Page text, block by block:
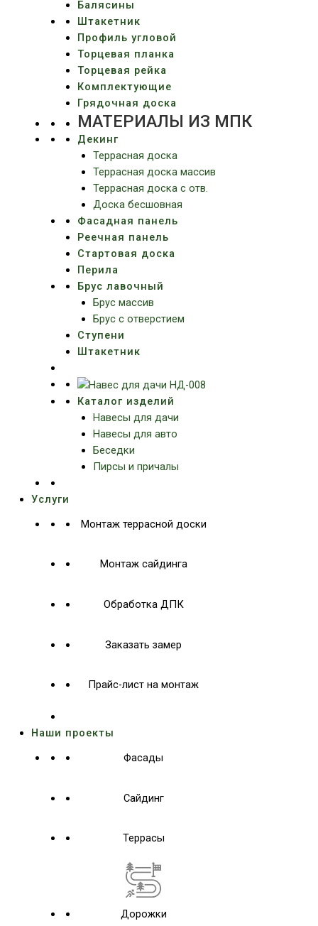
Балясины
Штакетник
Профиль угловой
Торцевая планка
Торцевая рейка
Комплектующие
Грядочная доска
МАТЕРИАЛЫ ИЗ МПК
Декинг
Террасная доска
Террасная доска массив
Террасная доска c отв.
Доска бесшовная
Фасадная панель
Реечная панель
Стартовая доска
Перила
Брус лавочный
Брус массив
Брус с отверстием
Ступени
Штакетник
Каталог изделий
Навесы для дачи
Навесы для авто
Беседки
Пирсы и причалы
Услуги
Монтаж террасной доски
Монтаж сайдинга
Обработка ДПК
Заказать замер
Прайс-лист на монтаж
Наши проекты
Фасады
Сайдинг
Террасы
Дорожки